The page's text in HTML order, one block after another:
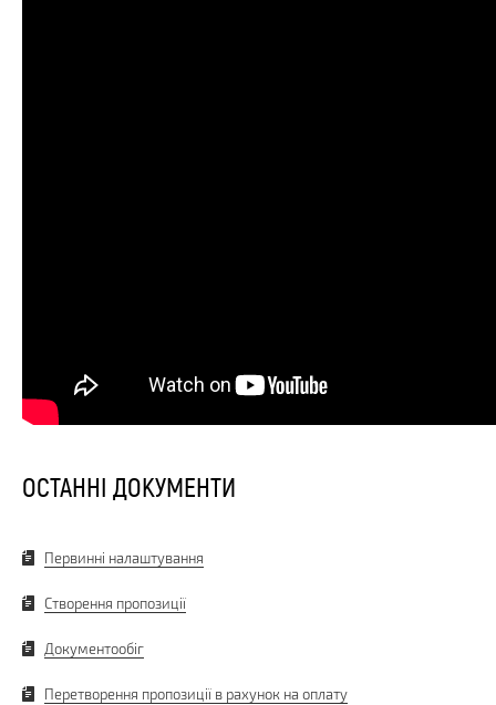
ОСТАННІ ДОКУМЕНТИ
Первинні налаштування
Створення пропозиції
Документообіг
Перетворення пропозиції в рахунок на оплату